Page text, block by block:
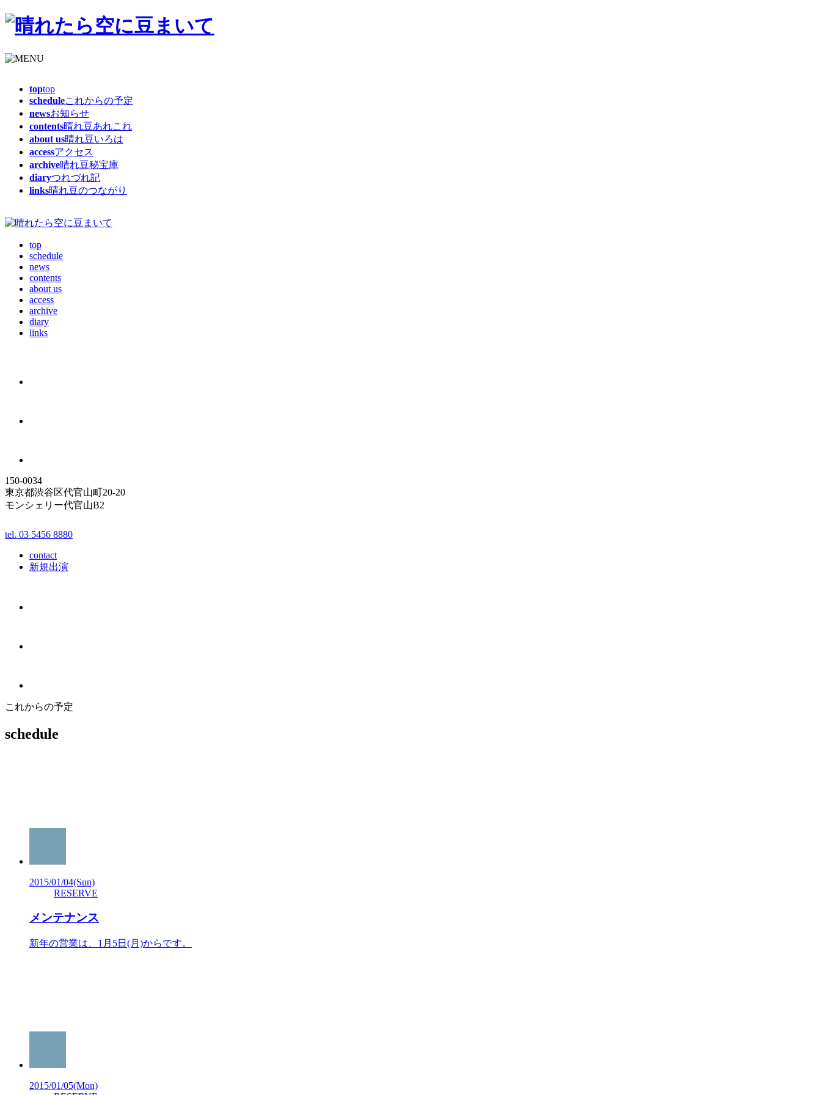
toptop
scheduleこれからの予定
newsお知らせ
contents晴れ豆あれこれ
about us晴れ豆いろは
accessアクセス
archive晴れ豆秘宝庫
diaryつれづれ記
links晴れ豆のつながり
top
schedule
news
contents
about us
access
archive
diary
links
150-0034
東京都渋谷区代官山町20-20
モンシェリー代官山B2
tel. 03 5456 8880
contact
新規出演
これからの予定
schedule
2015/01/04(Sun)
RESERVE
メンテナンス
新年の営業は、1月5日(月)からです。
2015/01/05(Mon)